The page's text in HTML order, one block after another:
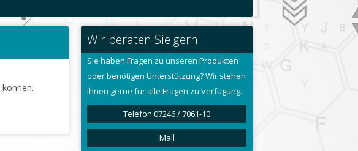
Wir beraten Sie gern
Sie haben Fragen zu unseren Produkten
oder benötigen Unterstützung? Wir stehen
Ihnen gerne für alle Fragen zu Verfügung.
Telefon 07246 / 7061-10
Mail